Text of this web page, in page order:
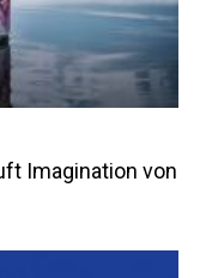
Imagination von